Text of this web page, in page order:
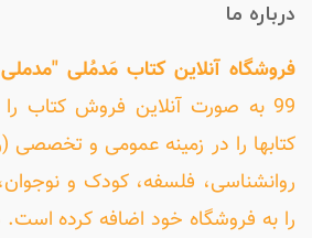
درباره ما
فروشگاه آنلاین کتاب مَدمُلی
99 به صورت آنلاین فروش کتاب
کتابها را در زمینه عمومی و تخصصی
روانشناسی، فلسفه، کودک و
را به فروشگاه خود اضافه کرده